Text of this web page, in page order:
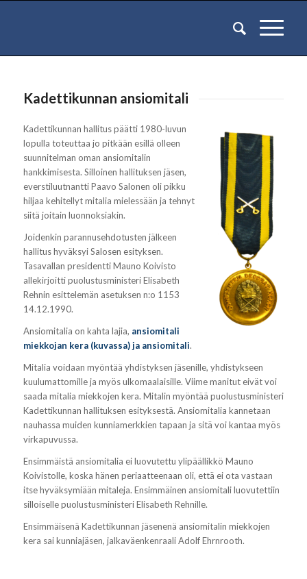
Kadettikunnan ansiomitali
Kadettikunnan hallitus päätti 1980-luvun
lopulla toteuttaa jo pitkään esillä olleen
suunnitelman oman ansiomitalin
hankkimisesta. Silloinen hallituksen jäsen,
everstiluutnantti Paavo Salonen oli pikku
hiljaa kehitellyt mitalia mielessään ja tehnyt
siitä joitain luonnoksiakin.
Joidenkin parannusehdotusten jälkeen
hallitus hyväksyi Salosen esityksen.
Tasavallan presidentti Mauno Koivisto
allekirjoitti puolustusministeri Elisabeth
Rehnin esittelemän asetuksen n:o 1153
14.12.1990.
Ansiomitalia on kahta lajia, ansiomitali
miekkojan kera (kuvassa) ja ansiomitali.
Mitalia voidaan myöntää yhdistyksen jäsenille, yhdistykseen
kuulumattomille ja myös ulkomaalaisille. Viime manitut eivät voi
saada mitalia miekkojen kera. Mitalin myöntää puolustusministeri
Kadettikunnan hallituksen esityksestä. Ansiomitalia kannetaan
nauhassa muiden kunniamerkkien tapaan ja sitä voi kantaa myös
virkapuvussa.
Ensimmäistä ansiomitalia ei luovutettu ylipäällikkö Mauno
Koivistolle, koska hänen periaatteenaan oli, että ei ota vastaan
itse hyväksymiään mitaleja. Ensimmäinen ansiomitali luovutettiin
silloiselle puolustusministeri Elisabeth Rehnille.
Ensimmäisenä Kadettikunnan jäsenenä ansiomitalin miekkojen
kera sai kunniajäsen, jalkaväenkenraali Adolf Ehrnrooth.